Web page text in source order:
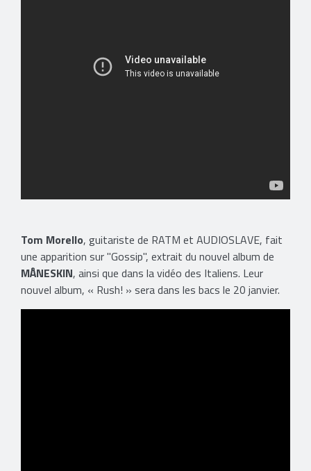
Tom Morello, guitariste de RATM et AUDIOSLAVE, fait
une apparition sur "Gossip", extrait du nouvel album de
MÅNESKIN, ainsi que dans la vidéo des Italiens. Leur
nouvel album, « Rush! » sera dans les bacs le 20 janvier.